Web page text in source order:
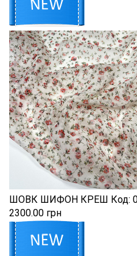
ШОВК ШИФОН КРЕШ Код:
2300.00 грн